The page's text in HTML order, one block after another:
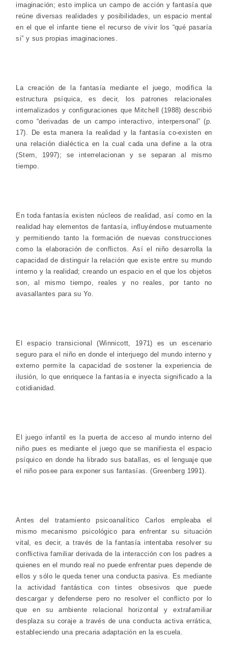
imaginación; esto implica un campo de acción y fantasía que
reúne diversas realidades y posibilidades, un espacio mental
en el que el infante tiene el recurso de vivir los “qué pasaría
si” y sus propias imaginaciones.
La creación de la fantasía mediante el juego, modifica la
estructura psíquica, es decir, los patrones relacionales
internalizados y configuraciones que Mitchell (1988) describió
como “derivadas de un campo interactivo, interpersonal” (p.
17). De esta manera la realidad y la fantasía co-existen en
una relación dialéctica en la cual cada una define a la otra
(Stern, 1997); se interrelacionan y se separan al mismo
tiempo.
En toda fantasía existen núcleos de realidad, así como en la
realidad hay elementos de fantasía, influyéndose mutuamente
y permitiendo tanto la formación de nuevas construcciones
como la elaboración de conflictos. Así el niño desarrolla la
capacidad de distinguir la relación que existe entre su mundo
interno y la realidad; creando un espacio en el que los objetos
son, al mismo tiempo, reales y no reales, por tanto no
avasallantes para su Yo.
El espacio transicional (Winnicott, 1971) es un escenario
seguro para el niño en donde el interjuego del mundo interno y
externo permite la capacidad de sostener la experiencia de
ilusión, lo que enriquece la fantasía e inyecta significado a la
cotidianidad.
El juego infantil es la puerta de acceso al mundo interno del
niño pues es mediante el juego que se manifiesta el espacio
psíquico en donde ha librado sus batallas, es el lenguaje que
el niño posee para exponer sus fantasías. (Greenberg 1991).
Antes del tratamiento psicoanalítico Carlos empleaba el
mismo mecanismo psicológico para enfrentar su situación
vital, es decir, a través de la fantasía intentaba resolver su
conflictiva familiar derivada de la interacción con los padres a
quienes en el mundo real no puede enfrentar pues depende de
ellos y sólo le queda tener una conducta pasiva. Es mediante
la actividad fantástica con tintes obsesivos que puede
descargar y defenderse pero no resolver el conflicto por lo
que en su ambiente relacional horizontal y extrafamiliar
desplaza su coraje a través de una conducta activa errática,
estableciendo una precaria adaptación en la escuela.